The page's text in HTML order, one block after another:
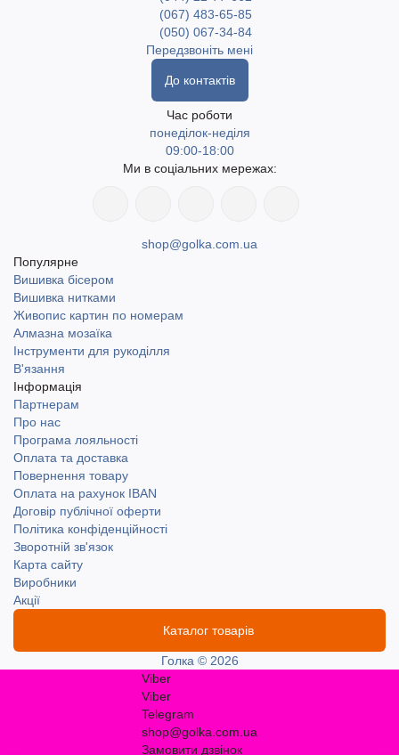
(067) 483-65-85
(050) 067-34-84
Передзвоніть мені
До контактів
Час роботи
понеділок-неділя
09:00-18:00
Ми в соціальних мережах:
shop@golka.com.ua
Популярне
Вишивка бісером
Вишивка нитками
Живопис картин по номерам
Алмазна мозаїка
Інструменти для рукоділля
В'язання
Інформація
Партнерам
Про нас
Програма лояльності
Оплата та доставка
Повернення товару
Оплата на рахунок IBAN
Договір публічної оферти
Політика конфіденційності
Зворотній зв'язок
Карта сайту
Виробники
Акції
Каталог товарів
Голка © 2026
Viber
Viber
Telegram
shop@golka.com.ua
Замовити дзвінок